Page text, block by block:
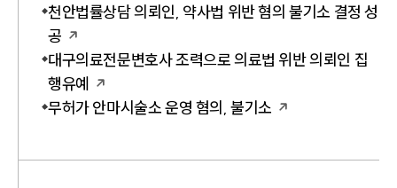
천안법률상담 의뢰인, 약사법 위반 혐의 불기소 결정 성
공
대구의료전문변호사 조력으로 의료법 위반 의뢰인 집
행유예
무허가 안마시술소 운영 혐의, 불기소